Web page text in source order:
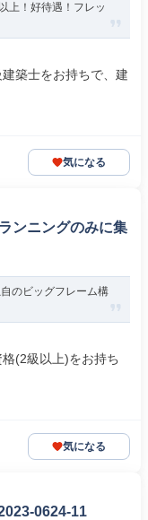
上！好待遇！フレッ
築士をお持ちで、建
気になる
ンニングのみに集
のビッグフレーム構
(2級以上)をお持ち
気になる
0624-11